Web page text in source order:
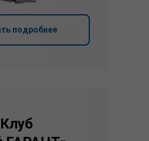
Клуб
подробнее